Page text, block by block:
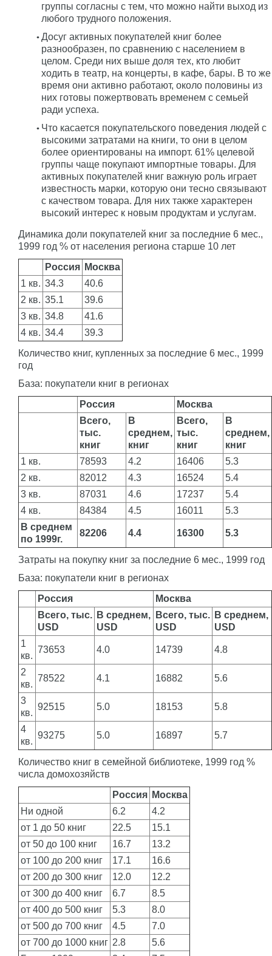
группы согласны с тем, что можно найти выход из
любого трудного положения.
Досуг активных покупателей книг более
разнообразен, по сравнению с населением в
целом. Среди них выше доля тех, кто любит
ходить в театр, на концерты, в кафе, бары. В то же
время они активно работают, около половины из
них готовы пожертвовать временем с семьей
ради успеха.
Что касается покупательского поведения людей с
высокими затратами на книги, то они в целом
более ориентированы на импорт. 61% целевой
группы чаще покупают импортные товары. Для
активных покупателей книг важную роль играет
известность марки, которую они тесно связывают
с качеством товара. Для них также характерен
высокий интерес к новым продуктам и услугам.
Динамика доли покупателей книг за последние 6 мес.,
1999 год % от населения региона старше 10 лет
Россия Москва
1 кв. 34.3
40.6
2 кв. 35.1
39.6
3 кв. 34.8
41.6
4 кв. 34.4
39.3
Количество книг, купленных за последние 6 мес., 1999
год
База: покупатели книг в регионах
Россия
Москва
Всего,
тыс.
книг
В
среднем,
книг
Всего,
тыс.
книг
В
среднем,
книг
1 кв.
78593 4.2 16406
5.3
2 кв.
82012 4.3 16524
5.4
3 кв.
87031 4.6 17237
5.4
4 кв.
84384 4.5 16011
5.3
В среднем
по 1999г.
82206 4.4 16300 5.3
Затраты на покупку книг за последние 6 мес., 1999 год
База: покупатели книг в регионах
Россия
Москва
Всего, тыс.
USD
В среднем,
USD
Всего, тыс.
USD
В среднем,
USD
1
кв.
73653 4.0 14739 4.8
2
кв.
78522 4.1 16882 5.6
3
кв.
92515 5.0 18153 5.8
4
кв.
93275 5.0 16897 5.7
Количество книг в семейной библиотеке, 1999 год %
числа домохозяйств
Россия Москва
Ни одной
6.2
4.2
от 1 до 50 книг
22.5
15.1
от 50 до 100 книг
16.7
13.2
от 100 до 200 книг
17.1
16.6
от 200 до 300 книг
12.0
12.2
от 300 до 400 книг
6.7
8.5
от 400 до 500 книг
5.3
8.0
от 500 до 700 книг
4.5
7.0
от 700 до 1000 книг 2.8
5.6